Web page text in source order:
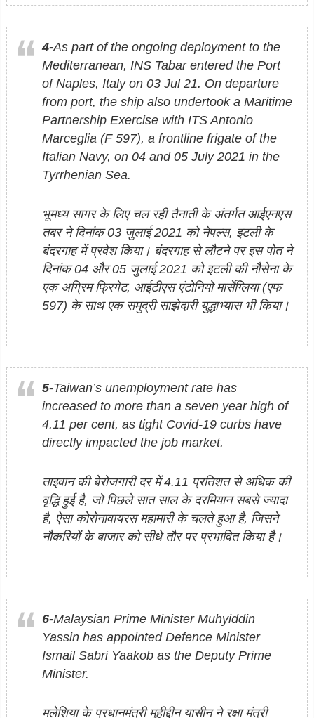
4-As part of the ongoing deployment to the
Mediterranean, INS Tabar entered the Port
of Naples, Italy on 03 Jul 21. On departure
from port, the ship also undertook a Maritime
Partnership Exercise with ITS Antonio
Marceglia (F 597), a frontline frigate of the
Italian Navy, on 04 and 05 July 2021 in the
Tyrrhenian Sea.
भूमध्य सागर के लिए चल रही तैनाती के अंतर्गत आईएनएस
तबर ने दिनांक 03 जुलाई 2021 को नेपल्स, इटली के
बंदरगाह में प्रवेश किया। बंदरगाह से लौटने पर इस पोत ने
दिनांक 04 और 05 जुलाई 2021 को इटली की नौसेना के
एक अग्रिम फ्रिगेट, आईटीएस एंटोनियो मार्सेग्लिया (एफ
597) के साथ एक समुद्री साझेदारी युद्धाभ्यास भी किया।
5-Taiwan’s unemployment rate has
increased to more than a seven year high of
4.11 per cent, as tight Covid-19 curbs have
directly impacted the job market.
ताइवान की बेरोजगारी दर में 4.11 प्रतिशत से अधिक की
वृद्धि हुई है, जो पिछले सात साल के दरमियान सबसे ज्यादा
है, ऐसा कोरोनावायरस महामारी के चलते हुआ है, जिसने
नौकरियों के बाजार को सीधे तौर पर प्रभावित किया है।
6-Malaysian Prime Minister Muhyiddin
Yassin has appointed Defence Minister
Ismail Sabri Yaakob as the Deputy Prime
Minister.
मलेशिया के प्रधानमंत्री मुहीद्दीन यासीन ने रक्षा मंत्री